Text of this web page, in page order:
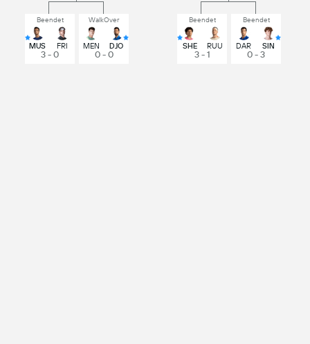
Beendet
MUS FRI
3 - 0
WalkOver
MEN DJO
0 - 0
Beendet
SHE RUU
3 - 1
Beendet
DAR SIN
0 - 3